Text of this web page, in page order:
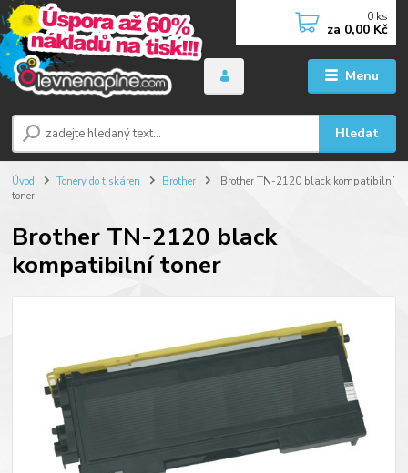
Menu
Hledat
0 ks
za 0,00 Kč
Úvod Tonery do tiskáren Brother
Brother TN-2120 black kompatibilní
toner
Brother TN-2120 black
kompatibilní toner